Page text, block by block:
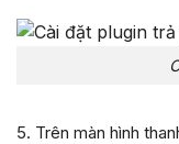
5. Trên màn hình